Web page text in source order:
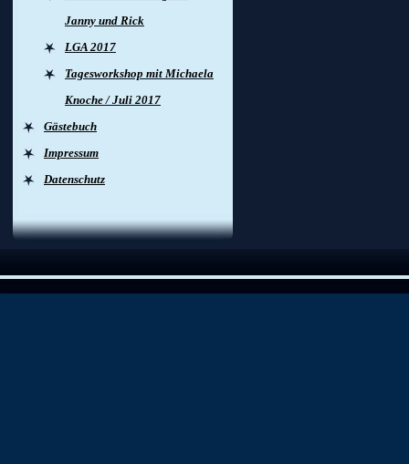
Janny und Rick
LGA 2017
Tagesworkshop mit Michaela
Knoche / Juli 2017
Gästebuch
Impressum
Datenschutz